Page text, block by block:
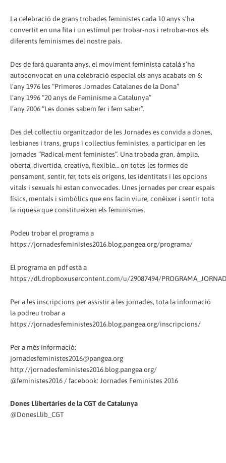
La celebració de grans trobades feministes cada 10 anys s’ha
convertit en una fita i un estímul per trobar-nos i retrobar-nos els
diferents feminismes del nostre país.
Des de farà quaranta anys, el moviment feminista català s’ha
autoconvocat en una celebració especial els anys acabats en 6:
l’any 1976 les “Primeres Jornades Catalanes de la Dona”
l’any 1996 “20 anys de Feminisme a Catalunya”
l’any 2006 “Les dones sabem fer i fem saber”.
Des del col·lectiu organitzador de les Jornades es convida a dones,
lesbianes i trans, grups i col·lectius feministes, a participar en les
jornades “Radical-ment feministes”. Una trobada gran, àmplia,
oberta, divertida, creativa, flexible… on totes les formes de
pensament, sentir, fer, tots els orígens, les identitats i les opcions
vitals i sexuals hi estan convocades. Unes jornades per crear espais
físics, mentals i simbòlics que ens facin viure, conèixer i sentir tota
la riquesa que constitueixen els feminismes.
Podeu trobar el programa a
https://jornadesfeministes2016.blog.pangea.org/programa/
El programa en pdf està a
https://dl.dropboxusercontent.com/u/29087494/
Per a les inscripcions per assistir a les jornades, tota la informació
la podreu trobar a
https://jornadesfeministes2016.blog.pangea.org/inscripcions/
Per a més informació:
jornadesfeministes2016@pangea.org
http://jornadesfeministes2016.blog.pangea.org/
@feministes2016 / facebook: Jornades Feministes 2016
Dones Llibertàries de la CGT de Catalunya
@DonesLlib_CGT